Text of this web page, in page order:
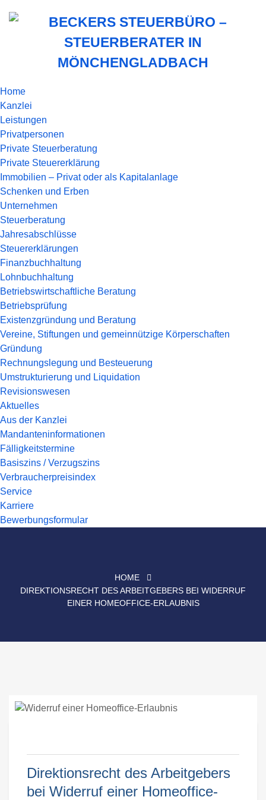
Home
Kanzlei
Leistungen
Privatpersonen
Private Steuerberatung
Private Steuererklärung
Immobilien – Privat oder als Kapitalanlage
Schenken und Erben
Unternehmen
Steuerberatung
Jahresabschlüsse
Steuererklärungen
Finanzbuchhaltung
Lohnbuchhaltung
Betriebswirtschaftliche Beratung
Betriebsprüfung
Existenzgründung und Beratung
Vereine, Stiftungen und gemeinnützige Körperschaften
Gründung
Rechnungslegung und Besteuerung
Umstrukturierung und Liquidation
Revisionswesen
Aktuelles
Aus der Kanzlei
Mandanteninformationen
Fälligkeitstermine
Basiszins / Verzugszins
Verbraucherpreisindex
Service
Karriere
Bewerbungsformular
HOME
DIREKTIONSRECHT DES ARBEITGEBERS BEI WIDERRUF
EINER HOMEOFFICE-ERLAUBNIS
Direktionsrecht des Arbeitgebers
bei Widerruf einer Homeoffice-